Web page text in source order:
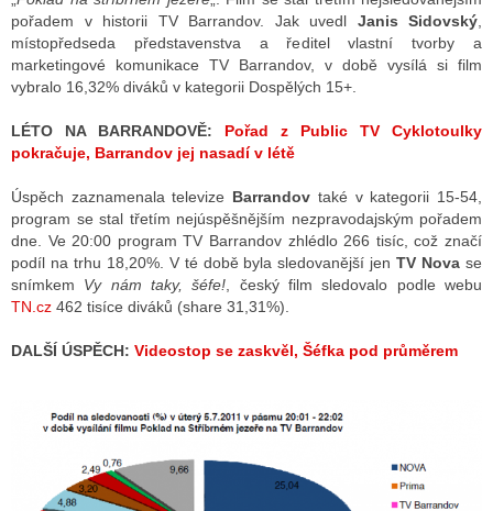
TELEVIZE
TELEVIZÍ
VYSÍLAČE
INTERNET
RÁDIA
STRÁNKY RÁDIÍ
STRÁNKY TV
TISK
pořadem v historii TV Barrandov. Jak uvedl Janis Sidovský
místopředseda představenstva a ředitel vlastní tvorby a
marketingové komunikace TV Barrandov, v době vysílá si film
vybralo 16,32% diváků v kategorii Dospělých 15+.
LÉTO NA BARRANDOVĚ: Pořad z Public TV Cyklotoulky
pokračuje, Barrandov jej nasadí v létě
Úspěch zaznamenala televize Barrandov také v kategorii 15-54,
program se stal třetím nejúspěšnějším nezpravodajským pořadem
dne. Ve 20:00 program TV Barrandov zhlédlo 266 tisíc, což značí
podíl na trhu 18,20%. V té době byla sledovanější jen TV Nova se
snímkem Vy nám taky, šéfe! , český film sledovalo podle webu
TN.cz 462 tisíce diváků (share 31,31%).
DALŠÍ ÚSPĚCH: Videostop se zaskvěl, Šéfka pod průměrem